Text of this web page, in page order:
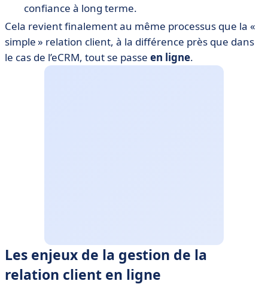
confiance à long terme.
Cela revient finalement au même processus que la «
simple » relation client, à la différence près que dans
le cas de l’eCRM, tout se passe en ligne.
Les enjeux de la gestion de la
relation client en ligne